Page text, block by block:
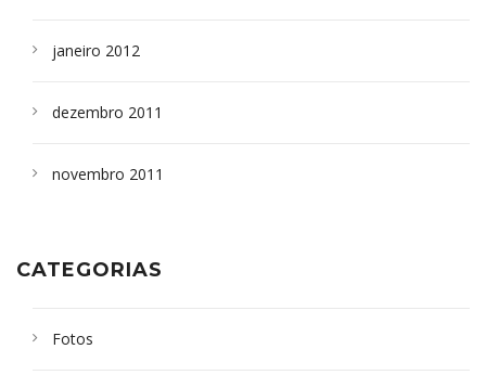
janeiro 2012
dezembro 2011
novembro 2011
CATEGORIAS
Fotos